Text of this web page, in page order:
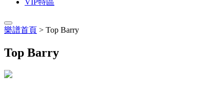
VIP特區
樂譜首頁 > Top Barry
Top Barry